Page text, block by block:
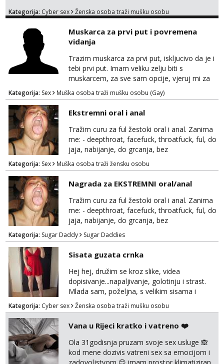
poslije kada se bolje znamo i videopoziv i
Idealno ne nešto jednokratno već
dogovoreno i na dulje vrijeme. Malo jesam
sramežljiva ali potrudit ću se da budeš
zadovoljan i da imaš nekog za svakodn...
Kategorija: Cyber sex Ženska osoba traži mušku osobu
Muskarca za prvi put i povremena
vidanja
Trazim muskarca za prvi put, iskljucivo da je i
tebi prvi put. Imam veliku zelju biti s
muskarcem, za sve sam opcije, vjeruj mi za
sve…pasiv/aktiv/pusenje/ najlonke…ako bude
dobro mozemo nastaviti povremena vidanja
uz maksimalnu diskreciju,sto bude u sobi
tamo i ostaje. Jace sam grade 180cm 110kg.
Ozenjen, uz dogovor o lokaciji i vremenu ja
rjesavam apartman/hotel. Odgovara mi cijela
kontinentalna...
Kategorija: Sex Muška osoba traži mušku osobu (Gay)
Ekstremni oral i anal
Tražim curu za ful žestoki oral i anal. Zanima
me: - deepthroat, facefuck, throatfuck, ful, do
jaja, nabijanje, do grcanja, bez
ograničavanja... - fisting (ili big insertions),
gaping, DAP/TAP, prolapse, sirenje... Ako
možeš nešto od toga i spremna si, javi se.
Kategorija: Sex Muška osoba traži žensku osobu
Nagrada za EKSTREMNI oral/anal
Tražim curu za ful žestoki oral i anal. Zanima
me: - deepthroat, facefuck, throatfuck, ful, do
jaja, nabijanje, do grcanja, bez
ograničavanja... - fisting (ili big insertions),
gaping, DAP/TAP, prolapse, sirenje... Ako
možeš nešto od toga i spremna si, javi se.
Nagrada po želji (od 500€ naviše, ovisi o
tome sto možeš)
Kategorija: Sugar Daddy Sugar Daddies
Sisata guzata crnka
Hej hej, družim se kroz slike, videa
dopisivanje...napaljivanje, golotinju i strast.
Mlada sam, poželjna, s velikim sisama i
guzom. 😉 Kontakt: Telegram: nebojezuto
Google chat/Gmail smmaprivatni@gmail.com
Kategorija: Cyber sex Ženska osoba traži mušku osobu
Vana u Rijeci kratko i vatreno ❤️
Ola 31godisnja pruzam svoje sex usluge 🙈
kod mene dozivis vatreni sex sa emocijom i